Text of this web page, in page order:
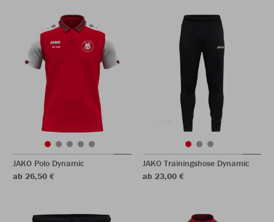
JAKO Polo Dynamic
ab 26,50 €
JAKO Trainingshose Dynamic
ab 23,00 €